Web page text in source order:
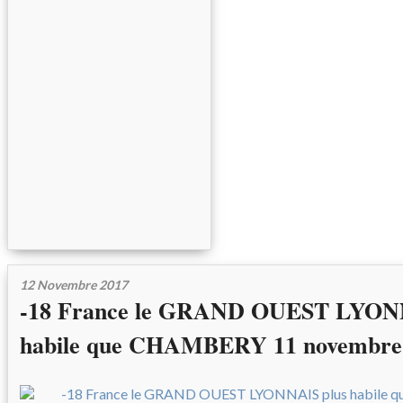
12 Novembre 2017
-18 France le GRAND OUEST
habile que CHAMBERY 11